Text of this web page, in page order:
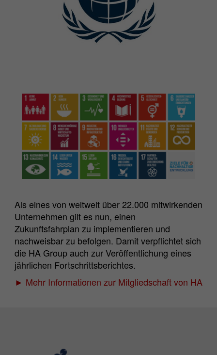
Als eines von weltweit über 22.000 mitwirkenden
Unternehmen gilt es nun, einen
Zukunftsfahrplan zu implementieren und
nachweisbar zu befolgen. Damit verpflichtet sich
die HA Group auch zur Veröffentlichung eines
jährlichen Fortschrittsberichtes.
► Mehr Informationen zur Mitgliedschaft von HA